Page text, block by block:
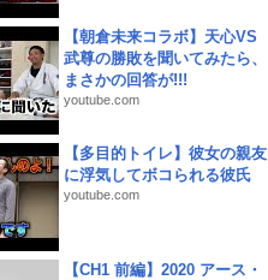
【朝倉未来コラボ】天心VS
武尊の勝敗を聞いてみたら、
まさかの回答が!!!
youtube.com
【多目的トイレ】彼女の親友
に浮気してボコられる彼氏
youtube.com
【CH1 前編】2020 アース・